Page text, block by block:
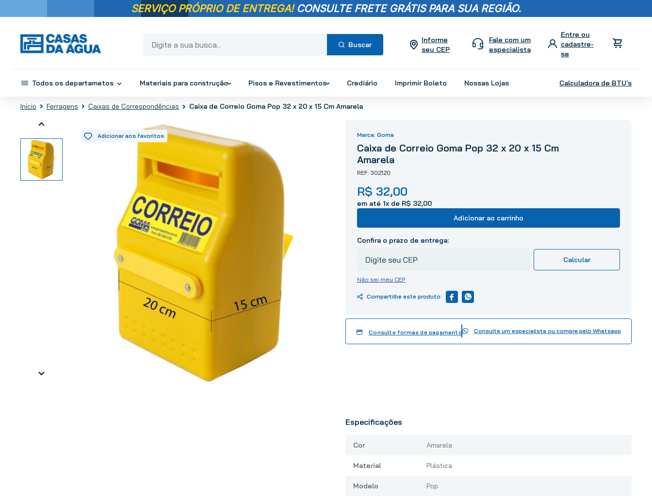
SERVIÇO PRÓPRIO DE ENTREGA! CONSULTE FRETE GRÁTIS PARA SUA REGIÃO.
Digite a sua busca...
Informe
seu CEP
Fale com um
especialista
Todos os departametos Materiais para construção Pisos e Revestimentos Crediário Imprimir Boleto Nossas Lojas Calculadora de BTU's
Ferragens Caixas de Correspondências Caixa de Correio Goma Pop 32 x 20 x 15 Cm Amarela
Goma
Caixa de Correio Goma Pop 32 x 20 x 15 Cm
Amarela
302120
R$ 32,00
em até 1x de R$ 32,00
Adicionar ao carrinho
Não sei meu CEP
Consulte formas de pagamento Consulte um especialista ou compre pelo Whatsapp
Especificações
Cor Amarela
Material Plástica
Modelo Pop
Termos mais
2 º
porcelanato
revestimento
vaso sanitário
chuveiro